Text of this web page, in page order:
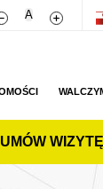
Zmniejsz rozmiar
A
UMÓW WIZYTĘ